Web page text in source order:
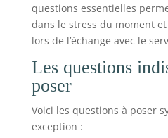
questions essentielles
dans le stress du moment
lors de l’échange avec le
Les questions
poser
Voici les questions à poser
exception :